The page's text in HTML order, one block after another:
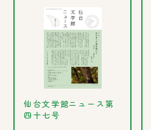
仙台文学館ニュース第
四十七号